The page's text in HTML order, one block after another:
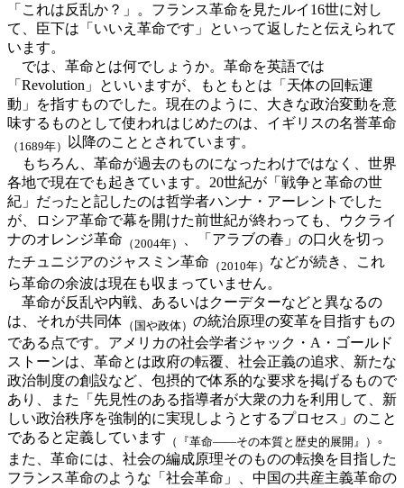
「これは反乱か？」。フランス革命を見たルイ16世に対し
て、臣下は「いいえ革命です」といって返したと伝えられて
います。
では、革命とは何でしょうか。革命を英語では
「Revolution」といいますが、もともとは「天体の回転運
動」を指すものでした。現在のように、大きな政治変動を意
味するものとして使われはじめたのは、イギリスの名誉革命
（1689年）
以降のこととされています。
もちろん、革命が過去のものになったわけではなく、世界
各地で現在でも起きています。20世紀が「戦争と革命の世
紀」だったと記したのは哲学者ハンナ・アーレントでした
が、ロシア革命で幕を開けた前世紀が終わっても、ウクライ
ナのオレンジ革命 （2004年）
、「アラブの春」の口火を切っ
たチュニジアのジャスミン革命 （2010年） などが続き、これ
ら革命の余波は現在も収まっていません。
革命が反乱や内戦、あるいはクーデターなどと異なるの
は、それが共同体 （国や政体） の統治原理の変革を目指すもの
である点です。アメリカの社会学者ジャック・A・ゴールド
ストーンは、革命とは政府の転覆、社会正義の追求、新たな
政治制度の創設など、包摂的で体系的な要求を掲げるもので
あり、また「先見性のある指導者が大衆の力を利用して、新
しい政治秩序を強制的に実現しようとするプロセス」のこと
であると定義しています （『革命――その本質と歴史的展開』）
。
また、革命には、社会の編成原理そのものの転換を目指した
フランス革命のような「社会革命」、中国の共産主義革命の